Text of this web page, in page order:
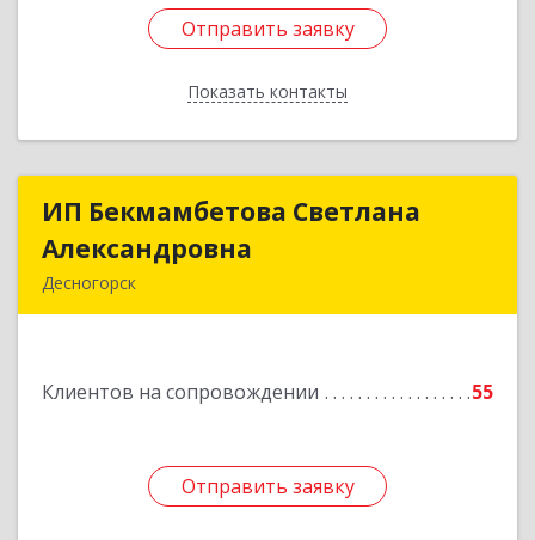
Отправить заявку
Показать контакты
Отправить заявку
Назад
ИП Бекмамбетова Светлана
Александровна
Десногорск
Клиентов на сопровождении 55
Отправить заявку
ИП Бекмамбетова Светлана
Подробнее
Отправить заявку